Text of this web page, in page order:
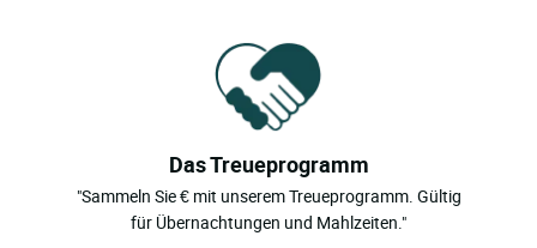
Das Treueprogramm
"Sammeln Sie € mit unserem Treueprogramm. Gültig
für Übernachtungen und Mahlzeiten."